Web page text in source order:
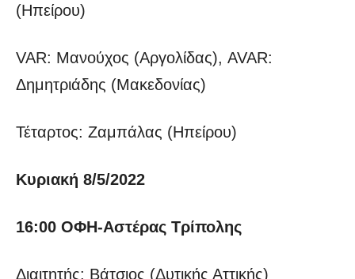
(Ηπείρου)
VAR: Μανούχος (Αργολίδας), AVAR:
Δημητριάδης (Μακεδονίας)
Τέταρτος: Ζαμπάλας (Ηπείρου)
Κυριακή 8/5/2022
16:00 ΟΦΗ-Αστέρας Τρίπολης
Διαιτητής: Βάτσιος (Δυτικής Αττικής)